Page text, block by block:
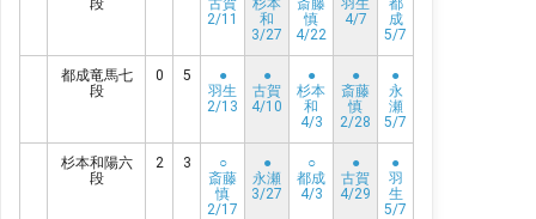
段
古賀
2/11
杉本
和
3/27
斎藤
慎
4/22
羽生
4/7
都
成
5/7
都成竜馬七
段
0 5
●
羽生
2/13
●
古賀
4/10
●
杉本
和
4/3
●
斎藤
慎
2/28
●
永
瀬
5/7
杉本和陽六
段
2 3
○
斎藤
慎
2/17
●
永瀬
3/27
○
都成
4/3
●
古賀
4/29
●
羽
生
5/7